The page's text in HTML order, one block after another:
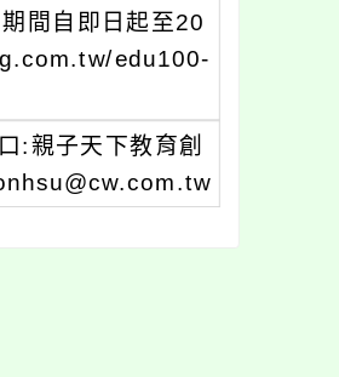
間自即日起至20
edu100-
:親子天下教育創